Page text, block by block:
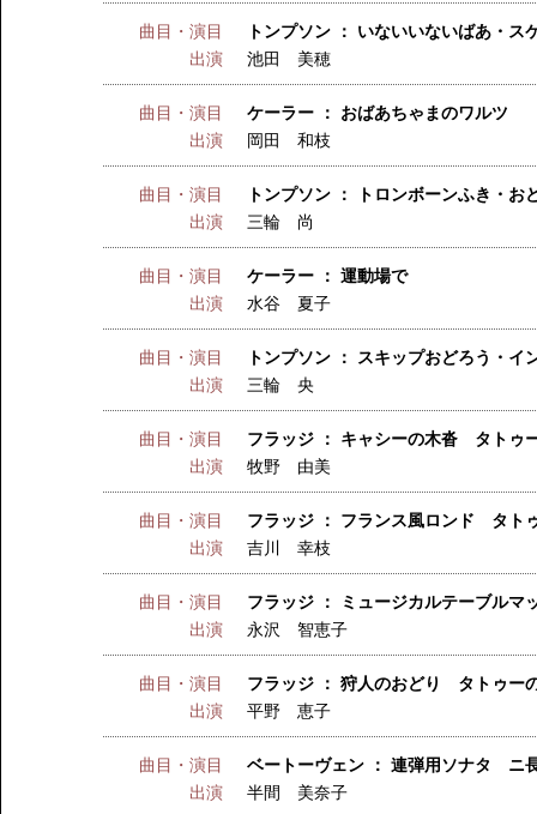
曲目・演目
トンプソン ： いないいないばあ・ス
出演
池田 美穂
曲目・演目
ケーラー ： おばあちゃまのワルツ
出演
岡田 和枝
曲目・演目
トンプソン ： トロンボーンふき・お
出演
三輪 尚
曲目・演目
ケーラー ： 運動場で
出演
水谷 夏子
曲目・演目
トンプソン ： スキップおどろう・イ
出演
三輪 央
曲目・演目
フラッジ ： キャシーの木沓 タトゥ
出演
牧野 由美
曲目・演目
フラッジ ： フランス風ロンド タト
出演
吉川 幸枝
曲目・演目
フラッジ ： ミュージカルテーブル
出演
永沢 智恵子
曲目・演目
フラッジ ： 狩人のおどり タトゥー
出演
平野 恵子
曲目・演目
ベートーヴェン ： 連弾用ソナタ ニ
出演
半間 美奈子